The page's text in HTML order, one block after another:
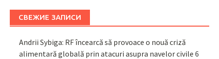
СВЕЖИЕ ЗАПИСИ
Andrii Sybiga: RF încearcă să provoace o nouă criză
alimentară globală prin atacuri asupra navelor civile 6